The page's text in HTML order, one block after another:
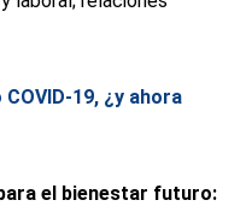
COVID-19, ¿y ahora
el bienestar futuro: